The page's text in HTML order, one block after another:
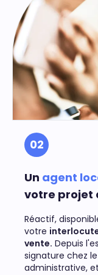
02
Un agent
votre projet
Réactif,
votre
vente. Depuis
signature chez
administrative,